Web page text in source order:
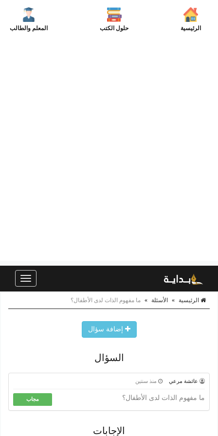
الرئيسية حلول الكتب المعلم والطالب
Toggle
الرئيسية » الأسئلة » ما مفهوم الذات لدى الأطفال؟
إضافة سؤال
السؤال
عائشة مرعي منذ سنتين
مجاب ما مفهوم الذات لدى الأطفال؟
الإجابات